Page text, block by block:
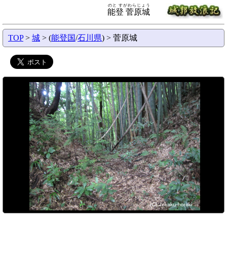
能登 菅原城
のと すがわらじょう
TOP> 城 > (能登国/石川県) > 菅原城